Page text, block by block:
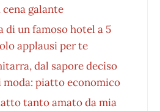
galante
di un famoso hotel a 5
applausi per te
dal sapore deciso
moda: piatto economico
tanto amato da mia